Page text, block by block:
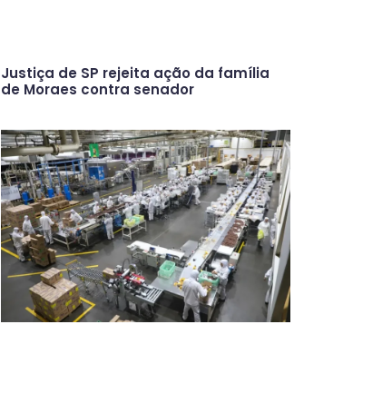
Justiça de SP rejeita ação da família
de Moraes contra senador